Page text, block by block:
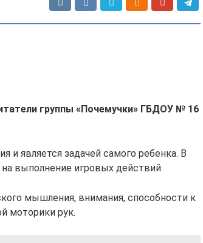
группы «Почемучки» ГБДОУ № 16
и является задачей самого ребенка. В
выполнение игровых действий.
мышления, внимания, способности к
моторики рук.